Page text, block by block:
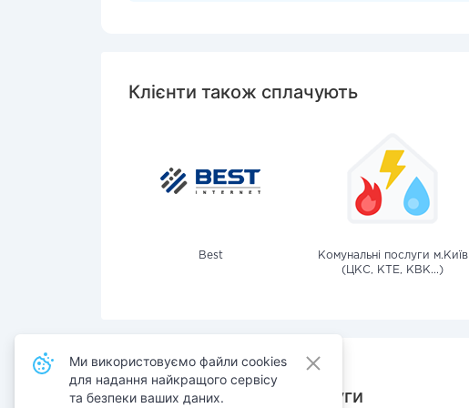
Клієнти також сплачують
Best
Комунальні послуги м.Київ
(ЦКС, КТЕ, КВК...)
Також сплачують послуги
Ми використовуємо файли cookies
для надання найкращого сервісу
та безпеки ваших даних.